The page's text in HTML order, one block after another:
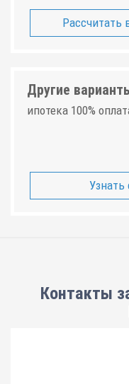
Рассчитать
Другие
ипотека 100%
Узнать
Контакты